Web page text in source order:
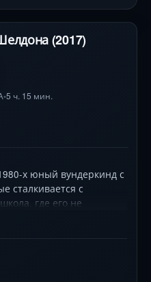
(2017)
•5 ч. 15 мин.
х юный вундеркинд с
сталкивается с
где его не
и семья, живущая
с
бунтарка (Энни